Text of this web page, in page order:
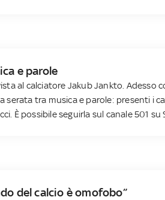
e parole
al calciatore Jakub Jankto. Adesso
serata tra musica e parole: presenti i
È possibile seguirla sul canale 501 su
del calcio è omofobo”